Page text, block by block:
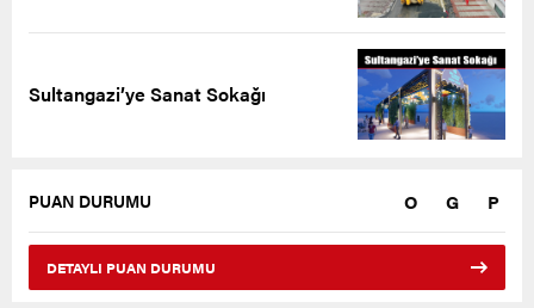
Sultangazi’ye Sanat Sokağı
PUAN DURUMU O G P
DETAYLI PUAN DURUMU